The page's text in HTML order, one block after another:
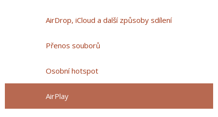
AirDrop, iCloud a další způsoby sdílení
Přenos souborů
Osobní hotspot
AirPlay